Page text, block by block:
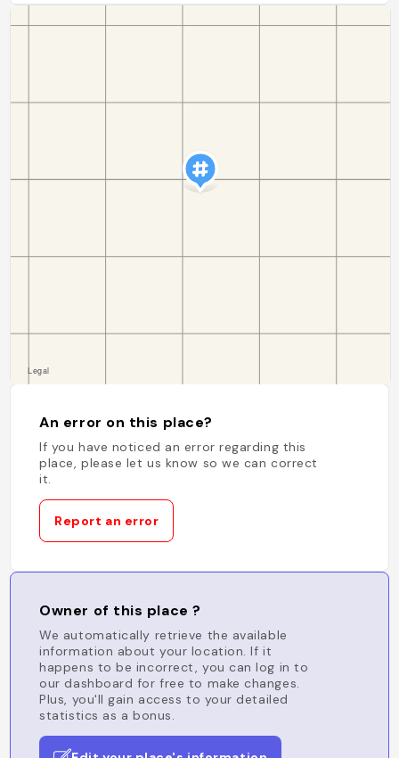
An error on this place?
If you have noticed an error regarding this
place, please let us know so we can correct
it.
Report an error
Owner of this place ?
We automatically retrieve the available
information about your location. If it
happens to be incorrect, you can log in to
our dashboard for free to make changes.
Plus, you'll gain access to your detailed
statistics as a bonus.